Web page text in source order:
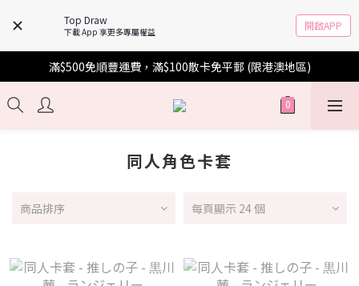
Top Draw
下載 App 享更多專屬權益 開啟APP
滿$500免順豐運費，滿$100散卡免平郵 (限港澳地區)
同人角色卡套
商品排序 每頁顯示 24 個